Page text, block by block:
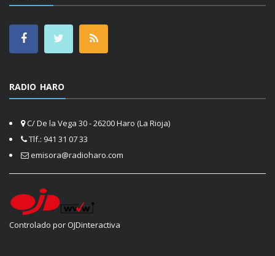
RADIO HARO
C/ De la Vega 30 - 26200 Haro (La Rioja)
Tlf.: 941 31 07 33
emisora@radioharo.com
Controlado por OJDinteractiva